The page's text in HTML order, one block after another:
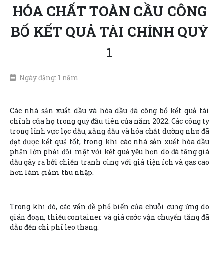
HÓA CHẤT TOÀN CẦU CÔNG
BỐ KẾT QUẢ TÀI CHÍNH QUÝ
1
Ngày đăng: 1 năm
Các nhà sản xuất dầu và hóa dầu đã công bố kết quả tài
chính của họ trong quý đầu tiên của năm 2022. Các công ty
trong lĩnh vực lọc dầu, xăng dầu và hóa chất dường như đã
đạt được kết quả tốt, trong khi các nhà sản xuất hóa dầu
phần lớn phải đối mặt với kết quả yếu hơn do đà tăng giá
dầu gây ra bởi chiến tranh cùng với giá tiện ích và gas cao
hơn làm giảm thu nhập.
Trong khi đó, các vấn đề phổ biến của chuỗi cung ứng do
gián đoạn, thiếu container và giá cước vận chuyển tăng đã
dẫn đến chi phí leo thang.